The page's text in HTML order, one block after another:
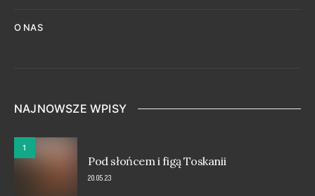
O NAS
NAJNOWSZE WPISY
1
Pod słońcem i figą Toskanii
20.05.23